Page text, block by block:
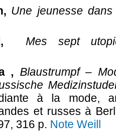
Une jeunesse
Mes sept
, Blaustrumpf –
à la mode,
et russes à
316 p. Note Weill